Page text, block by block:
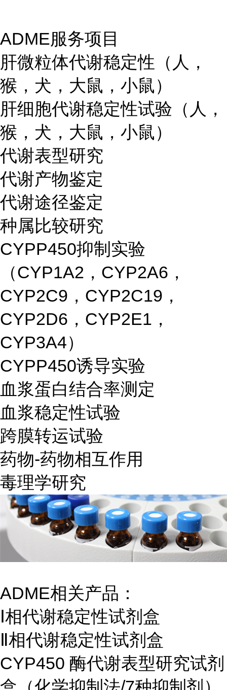
ADME服务项目
肝微粒体代谢稳定性（人，
猴，犬，大鼠，小鼠）
肝细胞代谢稳定性试验（人，
猴，犬，大鼠，小鼠）
代谢表型研究
代谢产物鉴定
代谢途径鉴定
种属比较研究
CYPP450抑制实验
（CYP1A2，CYP2A6，
CYP2C9，CYP2C19，
CYP2D6，CYP2E1，
CYP3A4）
CYPP450诱导实验
血浆蛋白结合率测定
血浆稳定性试验
跨膜转运试验
药物-药物相互作用
毒理学研究
ADME相关产品：
Ⅰ相代谢稳定性试剂盒
Ⅱ相代谢稳定性试剂盒
CYP450 酶代谢表型研究试剂